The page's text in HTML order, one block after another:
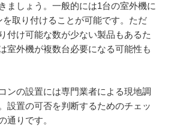
ましょう。一般的には1台の室外機に
取り付けることが可能です。ただ
付け可能な数が少ない製品もあるた
室外機が複数台必要になる可能性も
ンの設置には専門業者による現地調
設置の可否を判断するためのチェッ
通りです。